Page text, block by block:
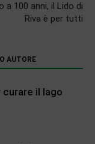
a 100 anni, il Lido di
Riva è per tutti
AUTORE
il lago